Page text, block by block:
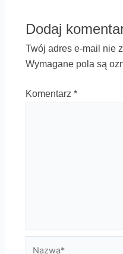
Dodaj
Twój adres e-mail nie
Wymagane pola są
Komentarz *